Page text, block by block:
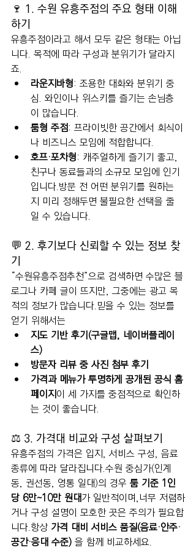
🍷 1. 수원 유흥주점의 주요 형태 이해
하기
유흥주점이라고 해서 모두 같은 형태는 아닙
니다. 목적에 따라 구성과 분위기가 달라지
죠.
라운지바형: 조용한 대화와 분위기 중
심. 와인이나 위스키를 즐기는 손님층
이 많습니다.
룸형 주점: 프라이빗한 공간에서 회식이
나 비즈니스 모임에 적합합니다.
호프·포차형: 캐주얼하게 즐기기 좋고,
친구나 동료들과의 소규모 모임에 인기
입니다.방문 전 어떤 분위기를 원하는
지 미리 정해두면 불필요한 선택을 줄
일 수 있습니다.
💬 2. 후기보다 신뢰할 수 있는 정보 찾
기
“수원유흥주점추천”으로 검색하면 수많은 블
로그나 카페 글이 뜨지만, 그중에는 광고 목
적의 정보가 많습니다.믿을 수 있는 정보를
얻기 위해서는
지도 기반 후기(구글맵, 네이버플레이
스)
방문자 리뷰 중 사진 첨부 후기
가격과 메뉴가 투명하게 공개된 공식 홈
페이지이 세 가지를 중점적으로 확인하
는 것이 좋습니다.
⚖️ 3. 가격대 비교와 구성 살펴보기
유흥주점의 가격은 입지, 서비스 구성, 음료
종류에 따라 달라집니다.수원 중심가(인계
동, 권선동, 영통 일대)의 경우 룸 기준 1인
당 6만~10만 원대가 일반적이며,너무 저렴하
거나 구성 설명이 모호한 곳은 주의가 필요합
니다.항상 가격 대비 서비스 품질(음료·안주·
공간·응대 수준) 을 함께 비교하세요.